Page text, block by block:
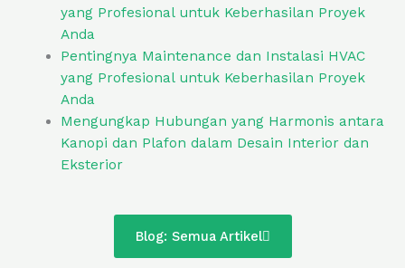
yang Profesional untuk Keberhasilan Proyek
Anda
Pentingnya Maintenance dan Instalasi HVAC
yang Profesional untuk Keberhasilan Proyek
Anda
Mengungkap Hubungan yang Harmonis antara
Kanopi dan Plafon dalam Desain Interior dan
Eksterior
Blog: Semua Artikel